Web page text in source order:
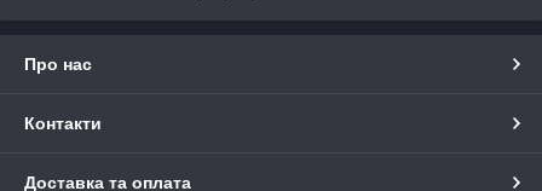
Про нас
Контакти
Доставка та оплата